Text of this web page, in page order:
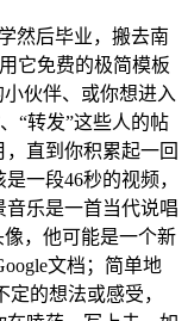
然后毕业，搬去南
它免费的极简模板
伙伴、或你想进入
“转发”这些人的帖
直到你积累起一回
一段46秒的视频，
乐是一首当代说唱
，他可能是一个新
文档；简单地
的想法或感受，